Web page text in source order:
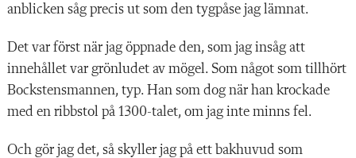
anblicken såg precis ut som den tygpåse jag lämnat.
Det var först när jag öppnade den, som jag insåg att
innehållet var grönludet av mögel. Som något som tillhört
Bockstensmannen, typ. Han som dog när han krockade
med en ribbstol på 1300-talet, om jag inte minns fel.
Och gör jag det, så skyller jag på ett bakhuvud som